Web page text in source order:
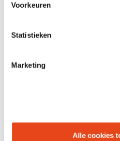
Voorkeuren
Statistieken
Marketing
Alle cookies
30 x 30 x 67 CM
Salbei